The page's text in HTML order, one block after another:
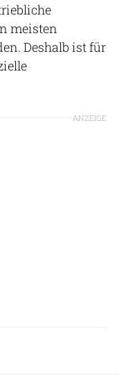
meisten
Deshalb ist für
ANZEIGE